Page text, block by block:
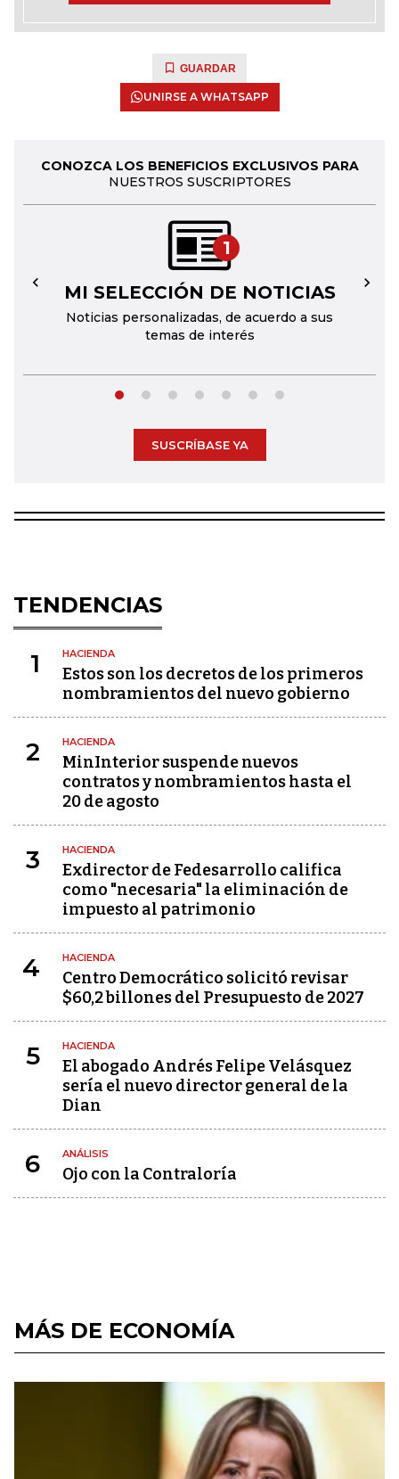
GUARDAR
UNIRSE A WHATSAPP
CONOZCA LOS BENEFICIOS EXCLUSIVOS PARA
NUESTROS SUSCRIPTORES
1
MI SELECCIÓN DE NOTICIAS
Noticias personalizadas, de acuerdo a sus
temas de interés
← →
SUSCRÍBASE YA
TENDENCIAS
1 HACIENDA
Estos son los decretos de los primeros
nombramientos del nuevo gobierno
2 HACIENDA
MinInterior suspende nuevos
contratos y nombramientos hasta el
20 de agosto
3 HACIENDA
Exdirector de Fedesarrollo califica
como "necesaria" la eliminación de
impuesto al patrimonio
4 HACIENDA
Centro Democrático solicitó revisar
$60,2 billones del Presupuesto de 2027
5 HACIENDA
El abogado Andrés Felipe Velásquez
sería el nuevo director general de la
Dian
6 ANÁLISIS
Ojo con la Contraloría
MÁS DE ECONOMÍA